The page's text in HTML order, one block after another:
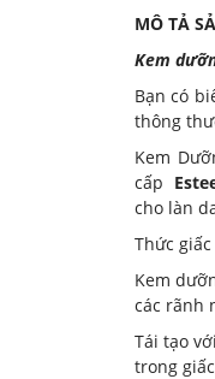
MÔ TẢ
Kem
Bạn có
thông
Kem
cấp
cho làn
Thức
Kem
các rãnh
Tái tạo
trong